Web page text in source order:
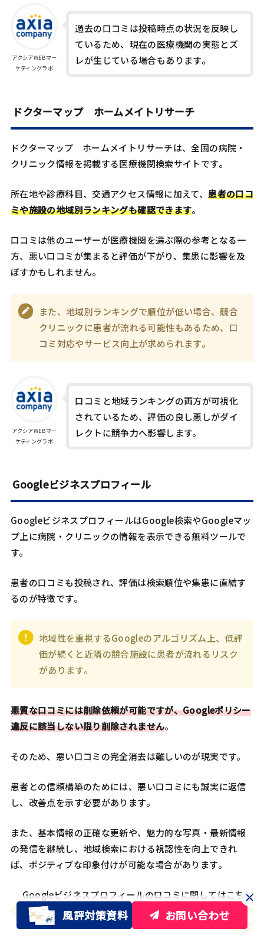
アクシアWEBマー
ケティングラボ
過去の口コミは投稿時点の状況を反映し
ているため、現在の医療機関の実態とズ
レが生じている場合もあります。
ドクターマップ ホームメイトリサーチ
ドクターマップ ホームメイトリサーチは、全国の病院・
クリニック情報を掲載する医療機関検索サイトです。
所在地や診療科目、交通アクセス情報に加えて、 患者の口コ
ミや施設の地域別ランキングも確認できます。
口コミは他のユーザーが医療機関を選ぶ際の参考となる一
方、悪い口コミが集まると評価が下がり、集患に影響を及
ぼすかもしれません。
また、地域別ランキングで順位が低い場合、競合
クリニックに患者が流れる可能性もあるため、口
コミ対応やサービス向上が求められます。
アクシアWEBマー
ケティングラボ
口コミと地域ランキングの両方が可視化
されているため、評価の良し悪しがダイ
レクトに競争力へ影響します。
Googleビジネスプロフィール
GoogleビジネスプロフィールはGoogle検索やGoogleマッ
プ上に病院・クリニックの情報を表示できる無料ツールで
す。
患者の口コミも投稿され、評価は検索順位や集患に直結す
るのが特徴です。
地域性を重視するGoogleのアルゴリズム上、低評
価が続くと近隣の競合施設に患者が流れるリスク
があります。
悪質な口コミには削除依頼が可能ですが、Googleポリシー
違反に該当しない限り削除されません。
そのため、悪い口コミの完全消去は難しいのが現実です。
患者との信頼構築のためには、悪い口コミにも誠実に返信
し、改善点を示す必要があります。
また、基本情報の正確な更新や、魅力的な写真・最新情報
の発信を継続し、地域検索における視認性を向上できれ
ば、ポジティブな印象付けが可能な場合があります。
Googleビジネスプロフィールの口コミに関してはこちら
Googleマイビジネスの口コミ削除手順！15の例で確実に対
処
風評対策資料 お問い合わせ